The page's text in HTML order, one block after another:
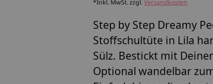
*Inkl. MwSt. zzgl.Versandkosten
Step by Step Dreamy
Stoffschultüte in Lila
Sülz. Bestickt mit
Optional wandelbar